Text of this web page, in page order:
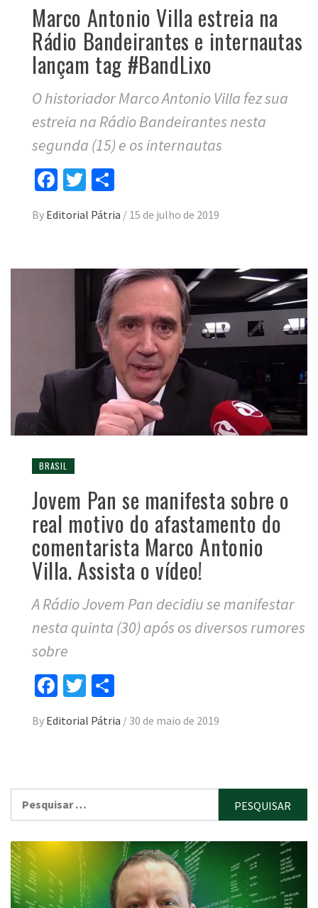
Marco Antonio Villa estreia na
Rádio Bandeirantes e internautas
lançam tag #BandLixo
O historiador Marco Antonio Villa fez sua
estreia na Rádio Bandeirantes nesta
segunda (15) e os internautas
Facebook
Twitter
By Editorial Pátria / 15 de julho de 2019
BRASIL
Jovem Pan se manifesta sobre o
real motivo do afastamento do
comentarista Marco Antonio
Villa. Assista o vídeo!
A Rádio Jovem Pan decidiu se manifestar
nesta quinta (30) após os diversos rumores
sobre
Facebook
Twitter
By Editorial Pátria / 30 de maio de 2019